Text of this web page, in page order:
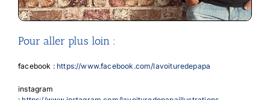
Pour aller plus loin :
facebook : https://www.facebook.com/lavoituredepapa
instagram